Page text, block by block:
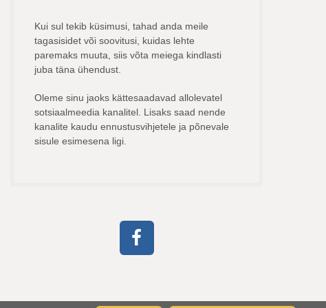
Kui sul tekib küsimusi, tahad anda meile
tagasisidet või soovitusi, kuidas lehte
paremaks muuta, siis võta meiega kindlasti
juba täna ühendust.
Oleme sinu jaoks kättesaadavad allolevatel
sotsiaalmeedia kanalitel. Lisaks saad nende
kanalite kaudu ennustusvihjetele ja põnevale
sisule esimesena ligi.